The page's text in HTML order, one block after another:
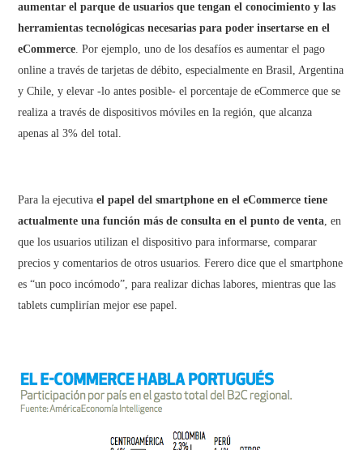
aumentar el parque de usuarios que tengan el conocimiento y las
herramientas tecnológicas necesarias para poder insertarse en el
eCommerce. Por ejemplo, uno de los desafíos es aumentar el pago
online a través de tarjetas de débito, especialmente en Brasil, Argentina
y Chile, y elevar -lo antes posible- el porcentaje de eCommerce que se
realiza a través de dispositivos móviles en la región, que alcanza
apenas al 3% del total.
Para la ejecutivael papel del smartphone en el eCommerce tiene
actualmente una función más de consulta en el punto de venta, en
que los usuarios utilizan el dispositivo para informarse, comparar
precios y comentarios de otros usuarios. Ferero dice que el smartphone
es “un poco incómodo”, para realizar dichas labores, mientras que las
tablets cumplirían mejor ese papel.